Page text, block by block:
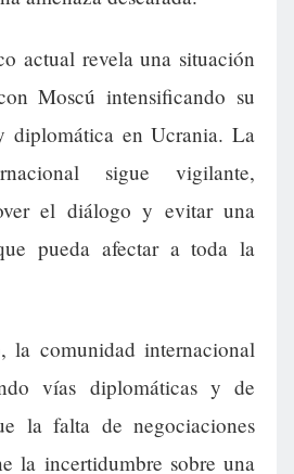
actual revela una situación
Moscú intensificando su
diplomática en Ucrania. La
sigue vigilante,
el diálogo y evitar una
pueda afectar a toda la
la comunidad internacional
vías diplomáticas y de
la falta de negociaciones
la incertidumbre sobre una